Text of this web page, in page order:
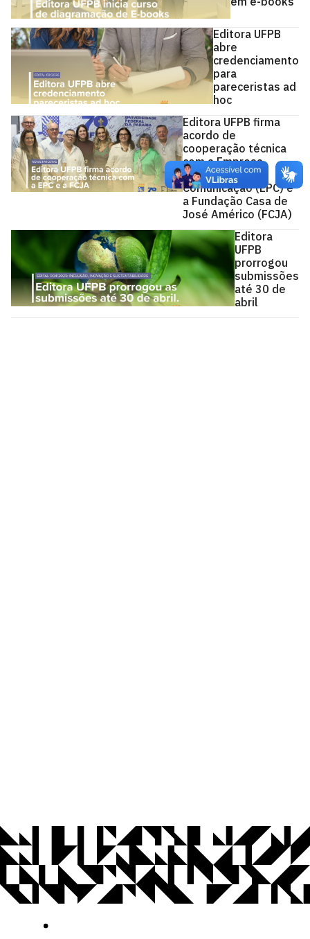
Editora UFPB
abre
credenciamento
para
pareceristas ad
hoc
Editora UFPB firma
acordo de
cooperação técnica
com a Empresa
Paraibana de
Comunicação (EPC) e
a Fundação Casa de
José Américo (FCJA)
Editora
UFPB
prorrogou
submissões
até 30 de
abril